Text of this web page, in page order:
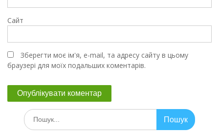
Сайт
Зберегти моє ім'я, e-mail, та адресу сайту в цьому
браузері для моїх подальших коментарів.